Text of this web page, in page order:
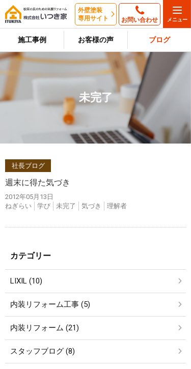
外壁塗装
専用サイト
お問い合わせ
施工事例 お客様の声 ブログ
未完了
社長ブログ
週末に得た気づき
2012年05月13日
ねぎらい
学び 未完了 気づき 理解者
カテゴリー
LIXIL (10)
内装リフォーム工事 (5)
内装リフォーム (21)
スタッフブログ (8)